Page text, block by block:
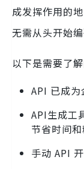
成发挥作用的
无需从头开始编
以下是需要了
API 已成为
API生成工
节省时间和
手动 API